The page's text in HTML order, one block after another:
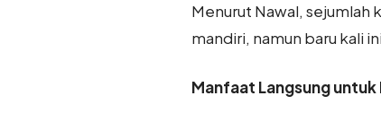
Menurut Nawal, sejumlah
mandiri, namun baru kali
Manfaat Langsung